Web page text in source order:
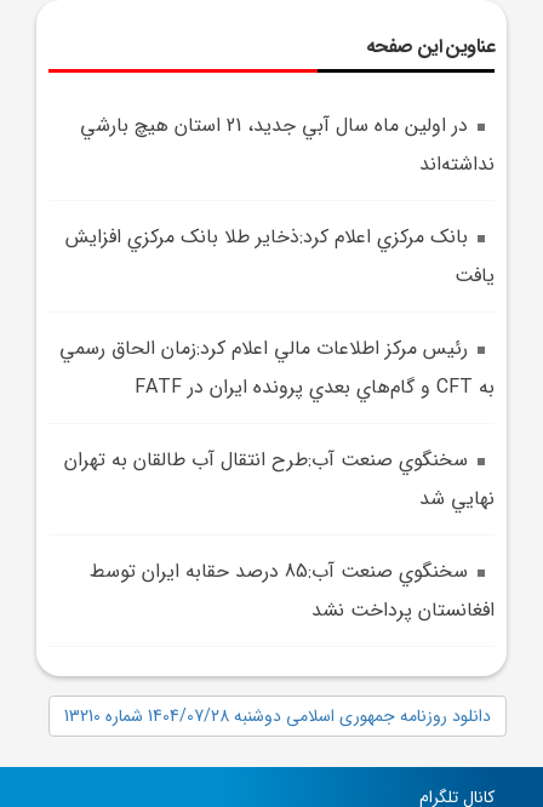
عناوین این صفحه
در اولين ماه سال آبي جديد، 21 استان هيچ بارشي
نداشته‌اند
بانک مرکزي اعلام کرد:ذخاير طلا بانک مرکزي افزايش
يافت
رئيس مرکز اطلاعات مالي اعلام کرد:زمان الحاق رسمي
به CFT و گام‌هاي بعدي پرونده ايران در FATF
سخنگوي صنعت آب:طرح انتقال آب طالقان به تهران
نهايي شد
سخنگوي صنعت آب:85 درصد حقابه ايران توسط
افغانستان پرداخت نشد
دانلود روزنامه جمهوری اسلامی دوشنبه 1404/07/28 شماره 13210
کانال تلگرام